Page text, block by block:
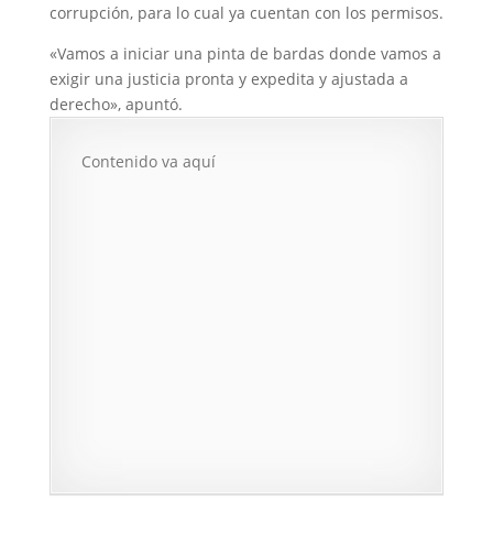
corrupción, para lo cual ya cuentan con los permisos.
«Vamos a iniciar una pinta de bardas donde vamos a
exigir una justicia pronta y expedita y ajustada a
derecho», apuntó.
Contenido va aquí